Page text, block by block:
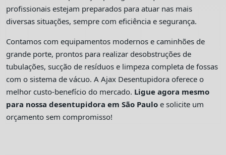
profissionais estejam preparados para atuar nas mais
diversas situações, sempre com eficiência e segurança.
Contamos com equipamentos modernos e caminhões de
grande porte, prontos para realizar desobstruções de
tubulações, sucção de resíduos e limpeza completa de fossas
com o sistema de vácuo. A Ajax Desentupidora oferece o
melhor custo-benefício do mercado. Ligue agora mesmo
para nossa desentupidora em São Paulo e solicite um
orçamento sem compromisso!